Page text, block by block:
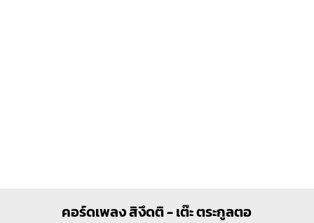
คอร์ดเพลง สิงึดติ - เต๊ะ ตระกูลตอ